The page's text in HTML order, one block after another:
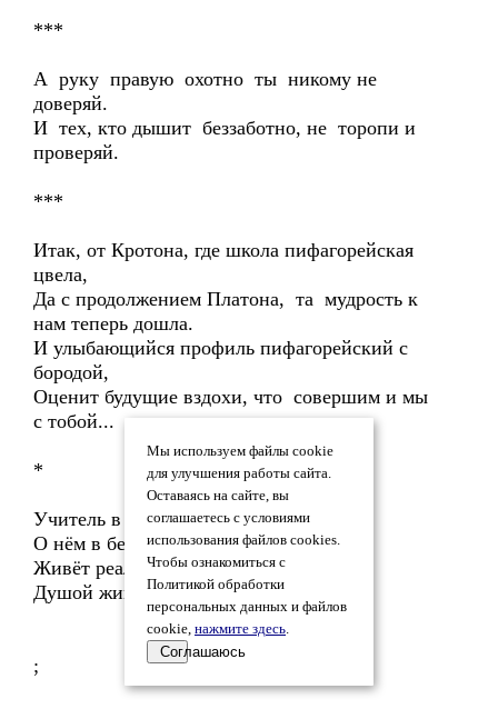
***
А руку правую охотно ты никому не
доверяй.
И тех, кто дышит беззаботно, не торопи и
проверяй.
***
Итак, от Кротона, где школа пифагорейская
цвела,
Да с продолжением Платона, та мудрость к
нам теперь дошла.
И улыбающийся профиль пифагорейский с
бородой,
Оценит будущие вздохи, что совершим и мы
с тобой...
*
Учитель в каждом, кто помыслит
О нём в безмолвном разговоре,
Живёт реальным ходом жизни,
Душой живёт в земном просторе.
;
Мы используем файлы cookie
для улучшения работы сайта.
Оставаясь на сайте, вы
соглашаетесь с условиями
использования файлов cookies.
Чтобы ознакомиться с
Политикой обработки
персональных данных и файлов
cookie, нажмите здесь.
Соглашаюсь